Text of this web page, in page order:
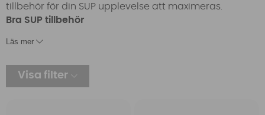
tillbehör för din SUP upplevelse att maximeras.
Bra SUP tillbehör
När du har hittat den SUP som passar dig bäst är det
viktigast tillbehör som du kan behöva för att
maximera din SUP upplevelse.
Läs mer
Visa filter